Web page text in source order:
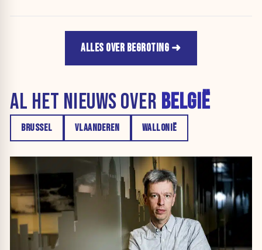
ALLES OVER BEGROTING
AL HET NIEUWS OVER BELGIË
BRUSSEL VLAANDEREN WALLONIË